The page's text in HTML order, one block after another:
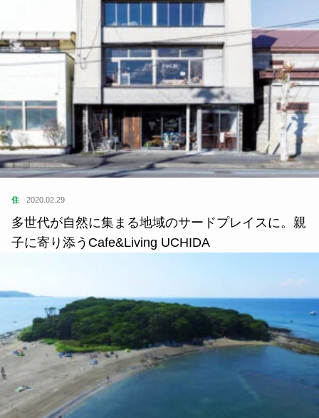
住 2020.02.29
多世代が自然に集まる地域のサードプレイスに。親
子に寄り添うCafe&Living UCHIDA